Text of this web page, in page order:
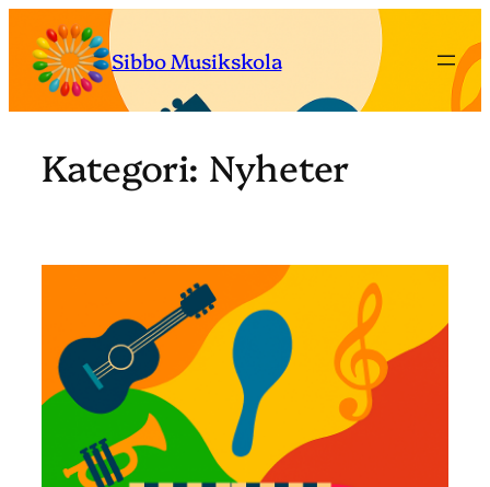
Hoppa
innehåll
Sibbo Musikskola
Kategori: Nyheter